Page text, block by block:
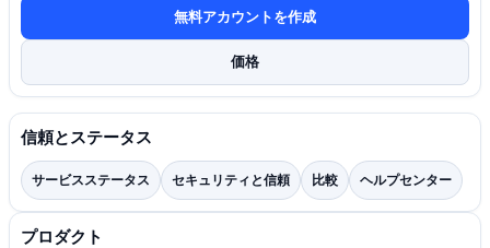
無料アカウントを作成
価格
信頼とステータス
サービスステータス セキュリティと信頼 比較 ヘルプセンター
プロダクト